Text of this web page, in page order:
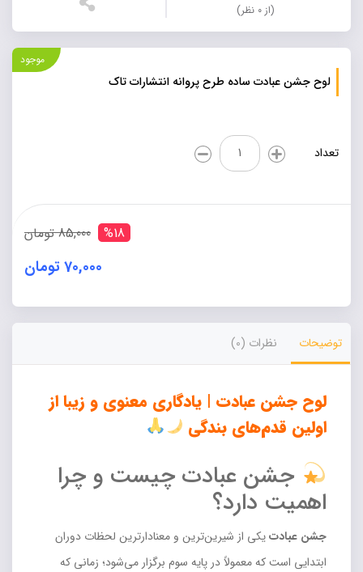
(از ۰ نظر)
لوح جشن عبادت ساده طرح پروانه انتشارات تاک
موجود
تعداد
لوح
جشن
عبادت
طرح
%18 85,000 تومان
70,000 تومان
Alternative:
توضیحات نظرات (0)
لوح جشن عبادت | یادگاری معنوی و زیبا از
اولین قدم‌های بندگی
جشن عبادت چیست و چرا
اهمیت دارد؟
جشن عبادتیکی از شیرین‌ترین و معنادارترین لحظات دوران
ابتدایی است که معمولاً در پایه سوم برگزار می‌شود؛ زمانی که